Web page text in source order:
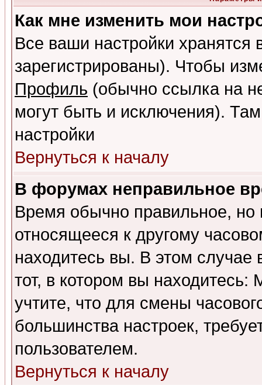
Как мне изменить мои
Все ваши настройки
зарегистрированы). Чтобы
Профиль (обычно ссылка на
могут быть и исключения).
настройки
Вернуться к началу
В форумах неправильное
Время обычно правильное,
относящееся к другому
находитесь вы. В этом
тот, в котором вы
учтите, что для смены
большинства настроек,
пользователем.
Вернуться к началу